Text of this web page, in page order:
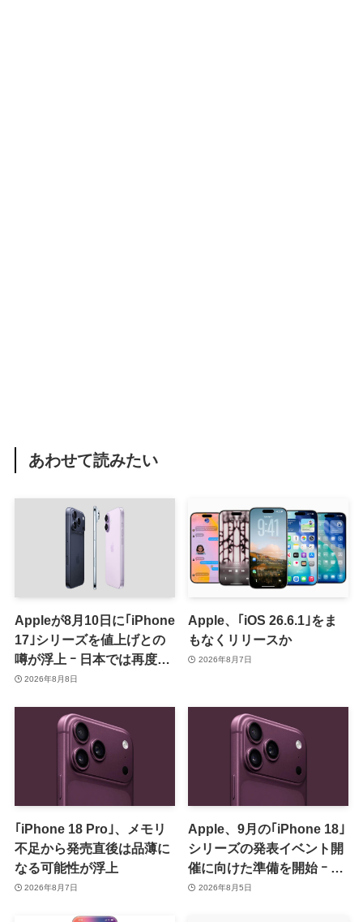
あわせて読みたい
Appleが8月10日に｢iPhone
17｣シリーズを値上げとの
噂が浮上 ｰ 日本では再度値
上げの可能性も?!
2026年8月8日
Apple、｢iOS 26.6.1｣をま
もなくリリースか
2026年8月7日
｢iPhone 18 Pro｣、メモリ
不足から発売直後は品薄に
なる可能性が浮上
2026年8月7日
Apple、9月の｢iPhone 18｣
シリーズの発表イベント開
催に向けた準備を開始 ｰ 9
月8日か9月9日に開催見込
2026年8月5日